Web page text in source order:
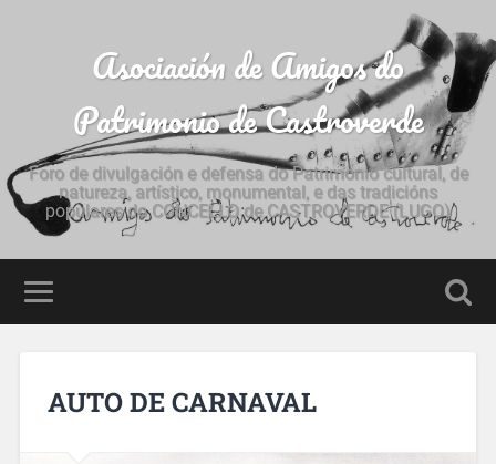
Asociación de Amigos do
Patrimonio de Castroverde
Foro de divulgación e defensa do Patrimonio cultural, de
natureza, artístico, monumental, e das tradicións
populares do CONCELLO de CASTROVERDE (LUGO)
AUTO DE CARNAVAL